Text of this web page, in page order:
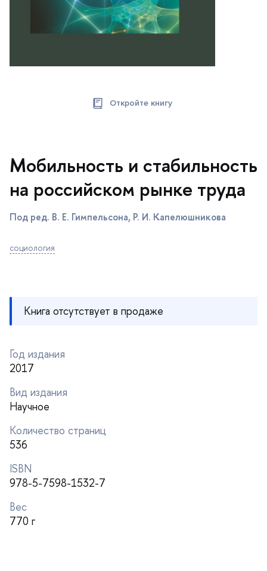
Откройте книгу
Мобильность и стабильность
на российском рынке труда
Под ред. В. Е. Гимпельсона, Р. И. Капелюшникова
социология
Книга отсутствует в продаже
Год издания
2017
ид издания
Научное
Количество страниц
536
ISBN
978-5-7598-1532-7
ес
770